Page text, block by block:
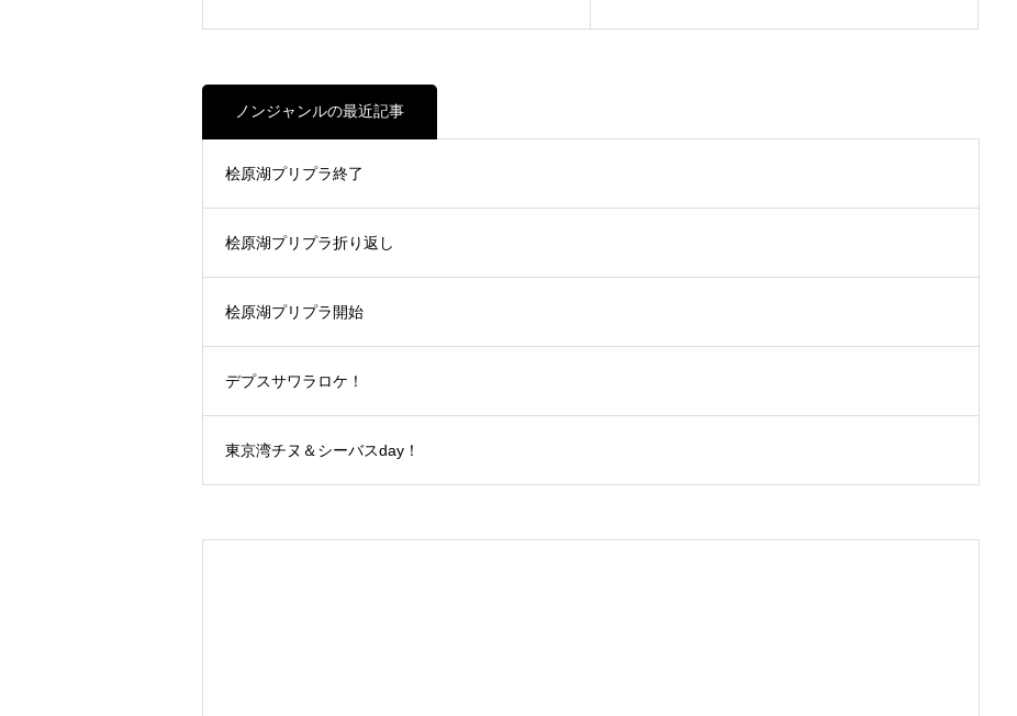
ノンジャンルの最近記事
桧原湖プリプラ終了
桧原湖プリプラ折り返し
桧原湖プリプラ開始
デプスサワラロケ！
東京湾チヌ＆シーバスday！